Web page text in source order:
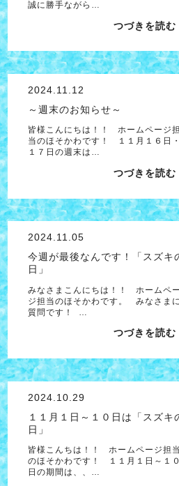
誠に勝手ながら…
つづきを読む
2024.11.12
～週末のお知らせ～
皆様こんにちは！！ ホームページ担
当のほそかわです！ １１月１６日・
１７日の週末は…
つづきを読む
2024.11.05
今週が最後なんです！「スズキ
日」
みなさまこんにちは！！ ホームペー
ジ担当のほそかわです。 みなさまに
質問です！ …
つづきを読む
2024.10.29
１１月１日～１０日は「スズキ
日」
皆様こんちは！！ ホームページ担当
のほそかわです！ １１月１日～１０
日の期間は、、…